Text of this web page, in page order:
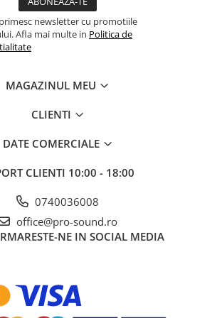
DAW
cabluri Y
newsletter cu promotiile
Afla mai multe in Politica de
MAGAZINUL MEU
CLIENTI
DATE COMERCIALE
CLIENTI 10:00 - 18:00
0740036008
office@pro-sound.ro
NE IN SOCIAL MEDIA